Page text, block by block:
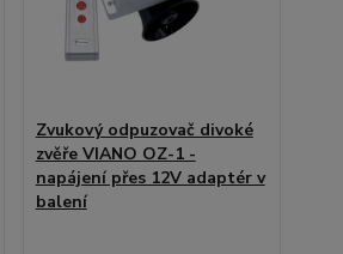
Zvukový odpuzovač divoké
zvěře VIANO OZ-1 -
napájení přes 12V adaptér v
balení